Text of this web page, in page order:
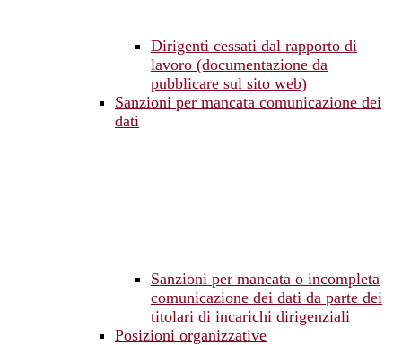
Dirigenti cessati dal rapporto di
lavoro (documentazione da
pubblicare sul sito web)
Sanzioni per mancata comunicazione dei
dati
Sanzioni per mancata o incompleta
comunicazione dei dati da parte dei
titolari di incarichi dirigenziali
Posizioni organizzative